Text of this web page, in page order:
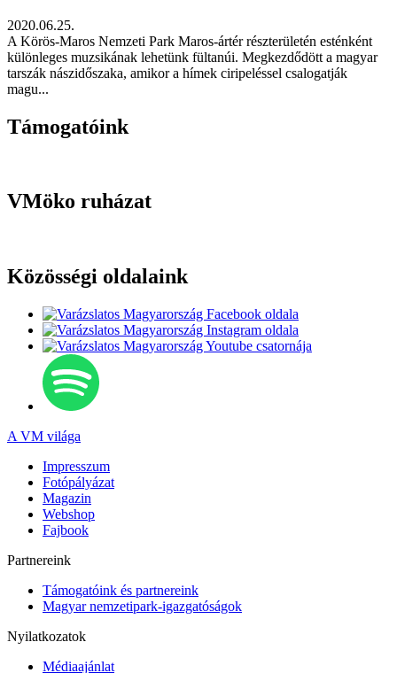
2020.06.25.
A Körös-Maros Nemzeti Park Maros-ártér részterületén esténként
különleges muzsikának lehetünk fültanúi. Megkezdődött a magyar
tarszák nászidőszaka, amikor a hímek ciripeléssel csalogatják
magu...
Támogatóink
VMöko ruházat
Közösségi oldalaink
A VM világa
Impresszum
Fotópályázat
Magazin
Webshop
Fajbook
Partnereink
Támogatóink és partnereink
Magyar nemzetipark-igazgatóságok
Nyilatkozatok
Médiaajánlat